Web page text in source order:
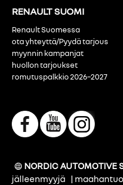
RENAULT SUOMI
Renault Suomessa
ota yhteyttä/Pyydä tarjous
myynnin kampanjat
huollon tarjoukset
romutuspalkkio 2026–2027
NORDIC AUTOMOTIVE
jälleenmyyjä |